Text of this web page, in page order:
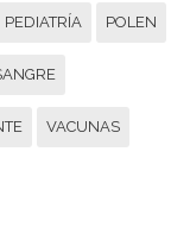
PEDIATRÍA POLEN
VACUNAS